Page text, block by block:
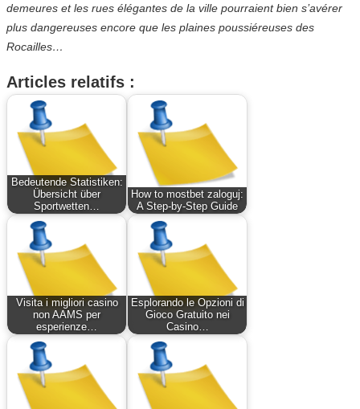
demeures et les rues élégantes de la ville pourraient bien s’avérer
plus dangereuses encore que les plaines poussiéreuses des
Rocailles…
Articles relatifs :
Bedeutende Statistiken:
Übersicht über
Sportwetten…
How to mostbet zaloguj:
A Step-by-Step Guide
Visita i migliori casino
non AAMS per
esperienze…
Esplorando le Opzioni di
Gioco Gratuito nei
Casino…